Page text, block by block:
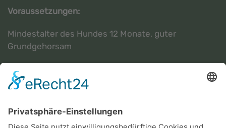
Voraussetzungen:
Mindestalter des Hundes 12 Monate, guter
Grundgehorsam
Termine:
Neue Termine folgen in Kürze.
Kosten:300,- € für 8 Lektionen à 90 min